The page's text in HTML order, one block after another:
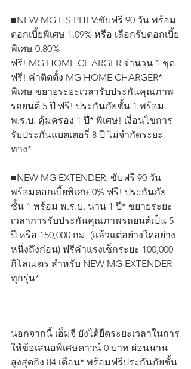
■NEW MG HS PHEV:ขับฟรี 90 วัน พร้อม
ดอกเบี้ยพิเศษ 1.09% หรือ เลือกรับดอกเบี้ย
พิเศษ 0.80%
ฟรี! MG HOME CHARGER จำนวน 1 ชุด
ฟรี! ค่าติดตั้ง MG HOME CHARGER*
พิเศษ ขยายระยะเวลารับประกันคุณภาพ
รถยนต์ 5 ปี ฟรี! ประกันภัยชั้น 1 พร้อม
พ.ร.บ. คุ้มครอง 1 ปี* พิเศษ! เงื่อนไขการ
รับประกันแบตเตอรี่ 8 ปี ไม่จำกัดระยะ
ทาง*
■NEW MG EXTENDER: ขับฟรี 90 วัน
พร้อมดอกเบี้ยพิเศษ 0% ฟรี! ประกันภัย
ชั้น 1 พร้อม พ.ร.บ. นาน 1 ปี* ขยายระยะ
เวลาการรับประกันคุณภาพรถยนต์เป็น 5
ปี หรือ 150,000 กม. (แล้วแต่อย่างใดอย่าง
หนึ่งถึงก่อน) ฟรีค่าแรงเช็กระยะ 100,000
กิโลเมตร สำหรับ NEW MG EXTENDER
ทุกรุ่น*
นอกจากนี้ เอ็มจี ยังได้ยืดระยะเวลาในการ
ให้ข้อเสนอพิเศษดาวน์ 0 บาท ผ่อนนาน
สูงสุดถึง 84 เดือน* พร้อมฟรีประกันภัยชั้น